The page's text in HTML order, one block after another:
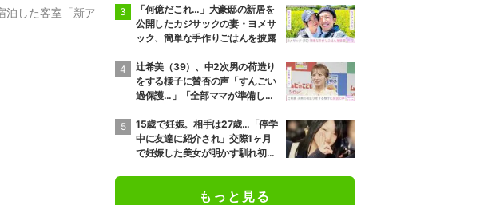
泊した客室「新ア
の反響
「何億だこれ…」大豪邸の新居を
公開したカジサックの妻・ヨメサ
ック、簡単な手作りごはんを披露
辻希美（39）、中2次男の荷造り
をする様子に賛否の声「すんごい
過保護…」「全部ママが準備して
15歳で妊娠。相手は27歳…「停学
中に友達に紹介され」交際1ヶ月
で妊娠した美女が明かす馴れ初め
もっと見る